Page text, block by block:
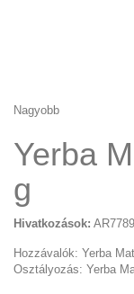
Nagyobb
Yerba
g
Hivatkozások:
Hozzávalók: Yerba
Osztályozás: Yerba